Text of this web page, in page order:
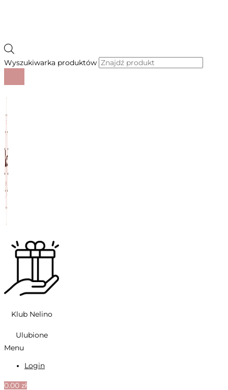
Wyszukiwarka produktów
Klub Nelino
Ulubione
Menu
Login
0.00 zł